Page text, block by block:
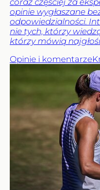
opinie wygłaszane
odpowiedzialności.
nie tych, którzy
którzy mówią
Opinie i komentarze